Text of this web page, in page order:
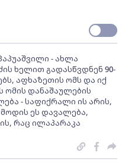
- ახლა
ხელით გადასწვდნენ 90-
აფხაზეთის ომს და იქ
ომის დანაშაულების
- საფიქრალი ის არის,
ეს დავალება,
რაც ილაპარაკა